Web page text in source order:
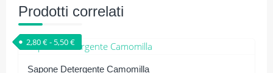
Prodotti correlati
Sapone Detergente Camomilla
2,80€- 5,50€Fascia di prezzo: da 2,80 € a 5,50 €